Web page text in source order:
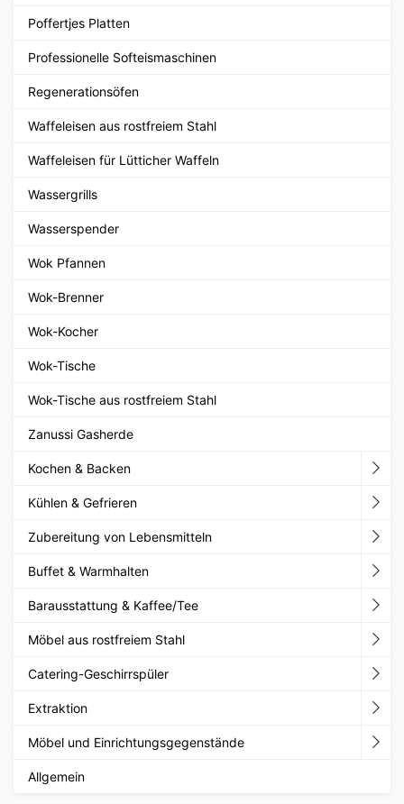
Poffertjes Platten
Professionelle Softeismaschinen
Regenerationsöfen
Waffeleisen aus rostfreiem Stahl
Waffeleisen für Lütticher Waffeln
Wassergrills
Wasserspender
Wok Pfannen
Wok-Brenner
Wok-Kocher
Wok-Tische
Wok-Tische aus rostfreiem Stahl
Zanussi Gasherde
Kochen & Backen
Kühlen & Gefrieren
Zubereitung von Lebensmitteln
Buffet & Warmhalten
Barausstattung & Kaffee/Tee
Möbel aus rostfreiem Stahl
Catering-Geschirrspüler
Extraktion
Möbel und Einrichtungsgegenstände
Allgemein